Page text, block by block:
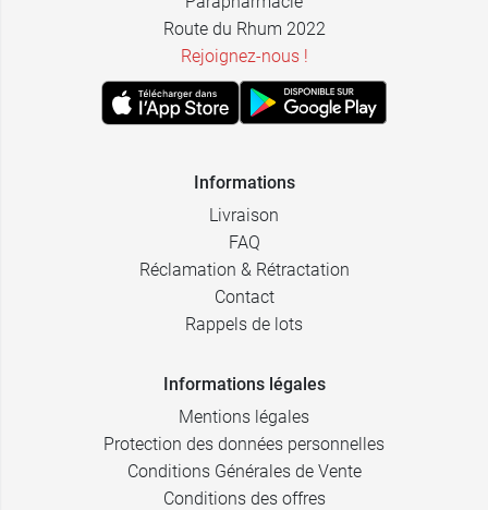
Route du Rhum 2022
Rejoignez-nous !
Informations
Livraison
FAQ
Réclamation & Rétractation
Contact
Rappels de lots
Informations légales
Mentions légales
Protection des données personnelles
Conditions Générales de Vente
Conditions des offres